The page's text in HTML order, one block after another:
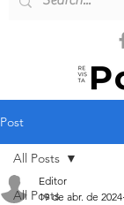
Post
All Posts
All Posts
Editor
19 de abr. de 2024